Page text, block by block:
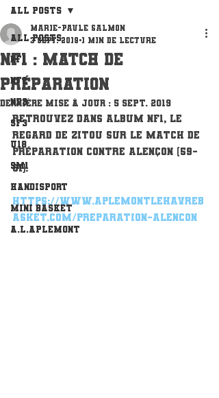
All Posts
NF1
NF2
NF3
SF3
U18
SM1
Handisport
Mini Basket
A.L.Aplemont
All Posts
NF1 : match de
préparation
Marie-Paule Salmon
3 sept. 2019 1 min de lecture
Dernière mise à jour : 5 sept. 2019
Retrouvez dans Album NF1, le
Regard de Zitou sur le match de
préparation contre Alençon (59-
61).
https://www.aplemontlehavreb
asket.com/preparation-alencon